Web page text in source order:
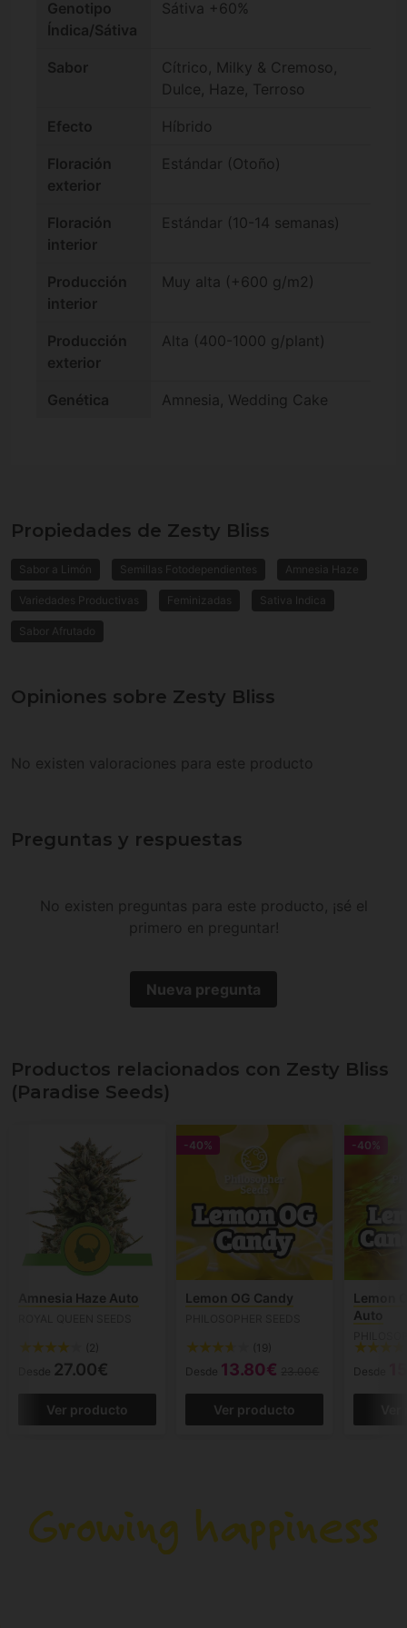
Genotipo
Índica/Sátiva
Sátiva +60%
Sabor
Cítrico, Milky & Cremoso,
Dulce, Haze, Terroso
Efecto Híbrido
Floración
exterior
Estándar (Otoño)
Floración
interior
Estándar (10-14 semanas)
Producción
interior
Muy alta (+600 g/m2)
Producción
exterior
Alta (400-1000 g/plant)
Genética Amnesia, Wedding Cake
Propiedades de Zesty Bliss
Sabor a Limón Semillas Fotodependientes Amnesia Haze
Variedades Productivas Feminizadas Sativa Indica
Sabor Afrutado
Opiniones sobre Zesty Bliss
No existen valoraciones para este producto
Preguntas y respuestas
No existen preguntas para este producto, ¡sé el
primero en preguntar!
Nueva pregunta
Productos relacionados con Zesty Bliss
(Paradise Seeds)
Amnesia Haze Auto
(2)
Desde 27.00€
Ver producto
-40%
Lemon OG Candy
(19)
Desde 13.80€
Ver producto
-40%
Lemon
Auto
Desde